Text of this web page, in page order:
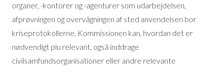
organer, -kontorer og -agenturer som udarbejdelsen,
afprøvningen og overvågningen af sted anvendelsen bor
kriseprotokollerne. Kommissionen kan, hvordan det er
nødvendigt plu relevant, også inddrage
civilsamfundsorganisationer eller andre relevante